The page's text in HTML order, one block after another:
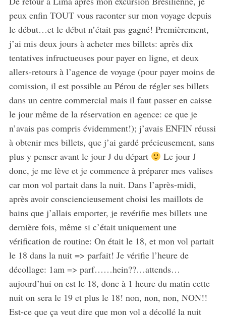
peux enfin TOUT vous raconter sur mon voyage depuis
le début…et le début n’était pas gagné! Premièrement,
j’ai mis deux jours à acheter mes billets: après dix
tentatives infructueuses pour payer en ligne, et deux
allers-retours à l’agence de voyage (pour payer moins de
comission, il est possible au Pérou de régler ses billets
dans un centre commercial mais il faut passer en caisse
le jour même de la réservation en agence: ce que je
n’avais pas compris évidemment!); j’avais ENFIN réussi
à obtenir mes billets, que j’ai gardé précieusement, sans
plus y penser avant le jour J du départ
Le jour J
donc, je me lève et je commence à préparer mes valises
car mon vol partait dans la nuit. Dans l’après-midi,
après avoir consciencieusement choisi les maillots de
bains que j’allais emporter, je revérifie mes billets une
dernière fois, même si c’était uniquement une
vérification de routine: On était le 18, et mon vol partait
le 18 dans la nuit => parfait! Je vérifie l’heure de
décollage: 1am => parf……hein??…attends…
aujourd’hui on est le 18, donc à 1 heure du matin cette
nuit on sera le 19 et plus le 18! non, non, non, NON!!
Est-ce que ça veut dire que mon vol a décollé la nuit